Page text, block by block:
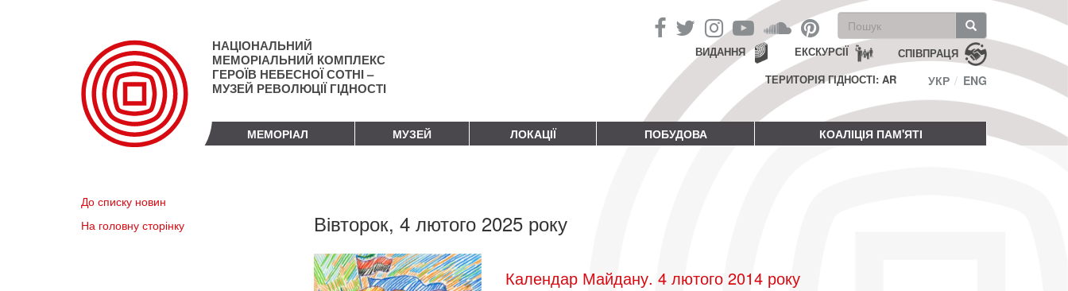
НАЦІОНАЛЬНИЙ
МЕМОРІАЛЬНИЙ КОМПЛЕКС
ГЕРОЇВ НЕБЕСНОЇ СОТНІ –
МУЗЕЙ РЕВОЛЮЦІЇ ГІДНОСТІ
Пошукова
форма
Пошук СПІВПРАЦЯ
ЕКСКУРСІЇ
ВИДАННЯ
ТЕРИТОРІЯ ГІДНОСТІ: AR
УКР ENG
МЕМОРІАЛ МУЗЕЙ ЛОКАЦІЇ ПОБУДОВА КОАЛІЦІЯ ПАМ'ЯТІ
До списку новин
На головну сторінку
Вівторок, 4 лютого 2025 року
Календар Майдану. 4 лютого 2014 року